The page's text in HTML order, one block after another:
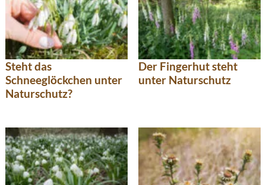
Steht das
Schneeglöckchen unter
Naturschutz?
Der Fingerhut steht
unter Naturschutz